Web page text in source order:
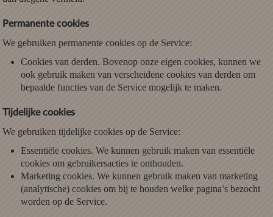
Permanente cookies
We gebruiken permanente cookies op de Service:
Cookies van derden. Bovenop onze eigen cookies, kunnen we
ook gebruik maken van verscheidene cookies van derden om
bepaalde functies van de Service mogelijk te maken.
Tijdelijke cookies
We gebruiken tijdelijke cookies op de Service:
Essentiële cookies. We kunnen gebruik maken van essentiële
cookies om gebruikersacties te onthouden.
Marketing cookies. We kunnen gebruik maken van marketing
(analytische) cookies om bij te houden welke pagina’s bezocht
worden op de Service.